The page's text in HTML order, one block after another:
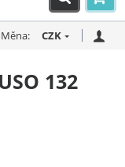
Měna: CZK
132